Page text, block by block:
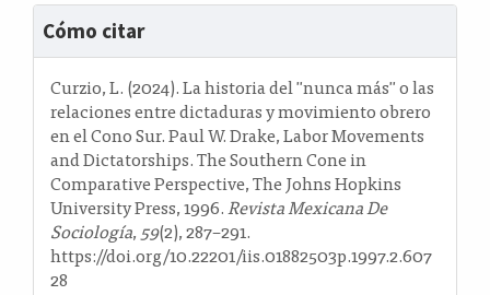
Detalles
del
artículo
Cómo citar
Curzio, L. (2024). La historia del "nunca más" o las
relaciones entre dictaduras y movimiento obrero
en el Cono Sur. Paul W. Drake, Labor Movements
and Dictatorships. The Southern Cone in
Comparative Perspective, The Johns Hopkins
University Press, 1996.Revista Mexicana De
Sociología,59(2), 287–291.
https://doi.org/10.22201/iis.01882503p.1997.2.607
28